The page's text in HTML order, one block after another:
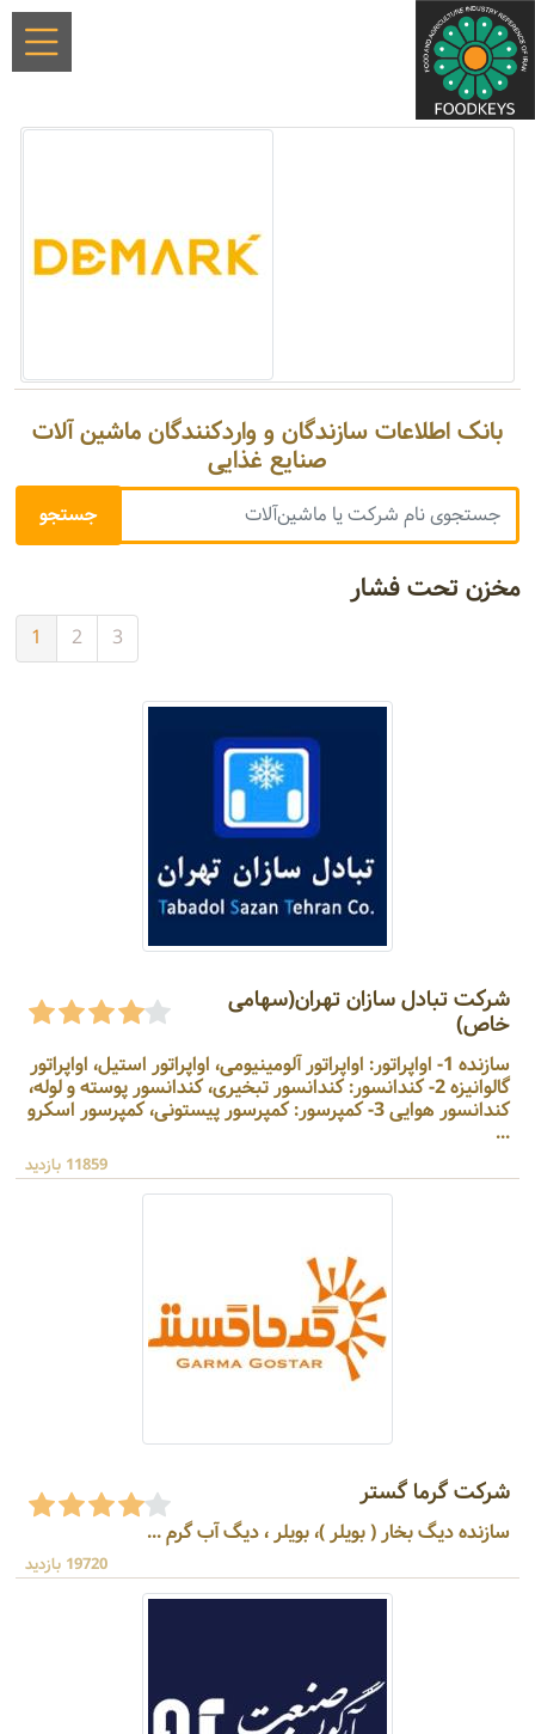
بانک اطلاعات سازندگان و واردکنندگان ماشین آلات
صنایع غذایی
مخزن تحت فشار
1 2 3
شرکت تبادل سازان تهران(سهامی
خاص)
سازنده 1- اواپراتور: اواپراتور آلومینیومی، اواپراتور استیل، اواپراتور
گالوانیزه 2- کندانسور: کندانسور تبخیری، کندانسور پوسته و لوله،
کندانسور هوایی 3- کمپرسور: کمپرسور پیستونی، کمپرسور اسکرو
...
11859 بازدید
شرکت گرما گستر
سازنده دیگ بخار ( بویلر )، بویلر ، دیگ‌ آب گرم ...
19720 بازدید